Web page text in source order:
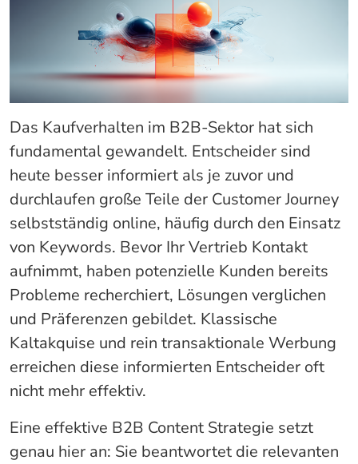
Das Kaufverhalten im B2B-Sektor hat sich
fundamental gewandelt. Entscheider sind
heute besser informiert als je zuvor und
durchlaufen große Teile der Customer Journey
selbstständig online, häufig durch den Einsatz
von Keywords. Bevor Ihr Vertrieb Kontakt
aufnimmt, haben potenzielle Kunden bereits
Probleme recherchiert, Lösungen verglichen
und Präferenzen gebildet. Klassische
Kaltakquise und rein transaktionale Werbung
erreichen diese informierten Entscheider oft
nicht mehr effektiv.
Eine effektive B2B Content Strategie setzt
genau hier an: Sie beantwortet die relevanten